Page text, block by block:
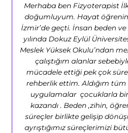
Merhaba ben Fizyoterapist
doğumluyum. Hayat
İzmir’de geçti. İnsan beden ve
yılında Dokuz Eylül
Meslek Yüksek Okulu’ndan
çalıştığım alanlar
mücadele ettiği pek çok
rehberlik ettim. Aldığım
uygulamalar çocuklarla
kazandı . Beden ,zihin,
süreçler birlikte gelişip
ayrıştığımız süreçlerimizi